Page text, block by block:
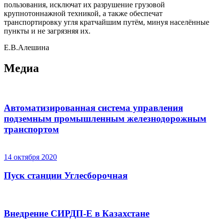
пользования, исключат их разрушение грузовой
крупнотоннажной техникой, а также обеспечат
транспортировку угля кратчайшим путём, минуя населённые
пункты и не загрязняя их.
Е.В.Алешина
Медиа
Автоматизированная система управления
подземным промышленным железнодорожным
транспортом
14 октября 2020
Пуск станции Углесборочная
Внедрение СИРДП-Е в Казахстане